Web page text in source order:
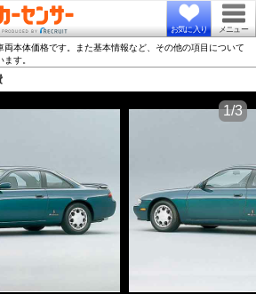
お気に入り メニュー
本体価格です。また基本情報など、その他の項目について
す。
1/3